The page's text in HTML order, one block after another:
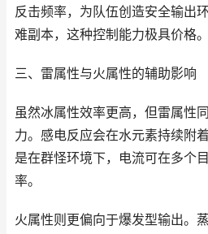
反击频率，为队伍创造安全输出
难副本，这种控制能力极具价格。
三、雷属性与火属性的辅助影响
虽然冰属性效率更高，但雷属性
力。感电反应会在水元素持续附
是在群怪环境下，电流可在多个
率。
火属性则更偏向于爆发型输出。